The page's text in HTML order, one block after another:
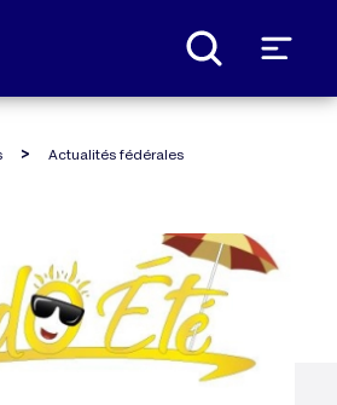
Actualités fédérales